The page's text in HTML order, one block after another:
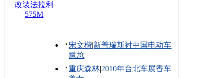
改装法拉利
575M
宋文楷|新普瑞斯衬中国电动车
尴尬
重庆森林|2010年台北车展香车